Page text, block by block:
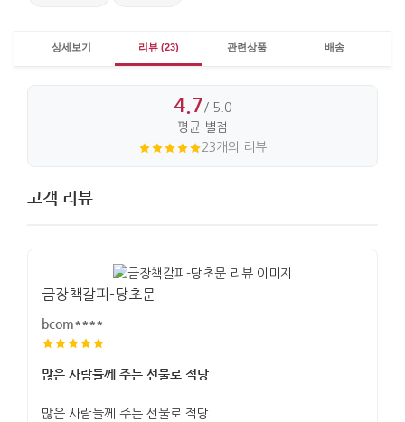
상세보기 리뷰 (23) 관련상품 배송
4.7/ 5.0
평균 별점
23개의 리뷰
고객 리뷰
금장책갈피-당초문
bcom****
많은 사람들께 주는 선물로 적당
많은 사람들께 주는 선물로 적당